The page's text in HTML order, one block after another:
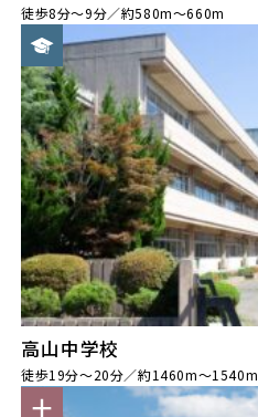
徒歩8分～9分／約580m～660m
高山中学校
徒歩19分～20分／約1460m～1540m